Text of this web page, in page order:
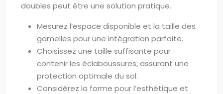
doubles peut être une solution pratique.
Mesurez l’espace disponible et la taille des
gamelles pour une intégration parfaite.
Choisissez une taille suffisante pour
contenir les éclaboussures, assurant une
protection optimale du sol.
Considérez la forme pour l’esthétique et